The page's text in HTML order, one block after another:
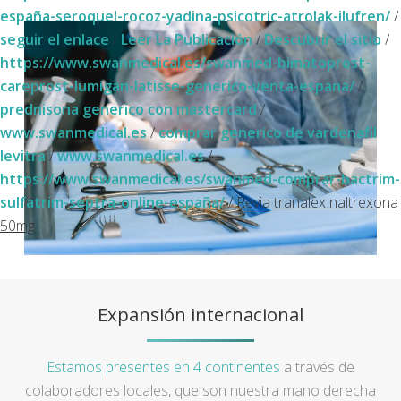
españa-seroquel-rocoz-yadina-psicotric-atrolak-ilufren//
seguir el enlace / Leer La Publicación/Descubrir el sitio /
https://www.swanmedical.es/swanmed-bimatoprost-
careprost-lumigan-latisse-generico-venta-espana//
prednisona generico con mastercard/
www.swanmedical.es/comprar generico de vardenafil
levitra/www.swanmedical.es/
https://www.swanmedical.es/swanmed-comprar-bactrim-
sulfatrim-septra-online-españa//Revia tranalex naltrexona
50mg
Expansión internacional
Estamos presentes en 4 continentes a través de
colaboradores locales, que son nuestra mano derecha